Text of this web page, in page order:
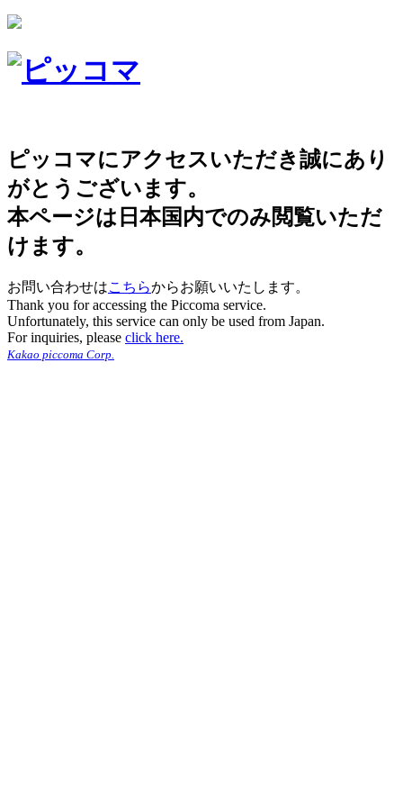
ピッコマにアクセスいただき誠にあり
がとうございます。
本ページは日本国内でのみ閲覧いただ
けます。
お問い合わせはこちらからお願いいたします。
Thank you for accessing the Piccoma service.
Unfortunately, this service can only be used from Japan.
For inquiries, please click here.
Kakao piccoma Corp.